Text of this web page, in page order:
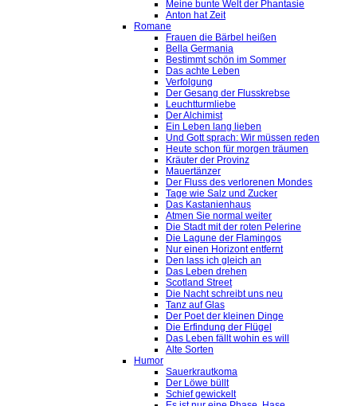
Meine bunte Welt der Phantasie
Anton hat Zeit
Romane
Frauen die Bärbel heißen
Bella Germania
Bestimmt schön im Sommer
Das achte Leben
Verfolgung
Der Gesang der Flusskrebse
Leuchtturmliebe
Der Alchimist
Ein Leben lang lieben
Und Gott sprach: Wir müssen reden
Heute schon für morgen träumen
Kräuter der Provinz
Mauertänzer
Der Fluss des verlorenen Mondes
Tage wie Salz und Zucker
Das Kastanienhaus
Atmen Sie normal weiter
Die Stadt mit der roten Pelerine
Die Lagune der Flamingos
Nur einen Horizont entfernt
Den lass ich gleich an
Das Leben drehen
Scotland Street
Die Nacht schreibt uns neu
Tanz auf Glas
Der Poet der kleinen Dinge
Die Erfindung der Flügel
Das Leben fällt wohin es will
Alte Sorten
Humor
Sauerkrautkoma
Der Löwe büllt
Schief gewickelt